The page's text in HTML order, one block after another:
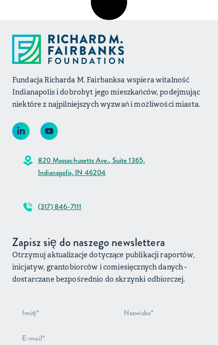
Fundacja Richarda M. Fairbanksa wspiera witalność
Indianapolis i dobrobyt jego mieszkańców, podejmując
niektóre z najpilniejszych wyzwań i możliwości miasta.
820 Massachusetts Ave., Suite 1365,
Indianapolis, IN 46204
(317) 846-7111
Zapisz się do naszego newslettera
Otrzymuj aktualizacje dotyczące publikacji raportów,
inicjatyw, grantobiorców i comiesięcznych danych -
dostarczane bezpośrednio do skrzynki odbiorczej.
Rejestracja
newslettera